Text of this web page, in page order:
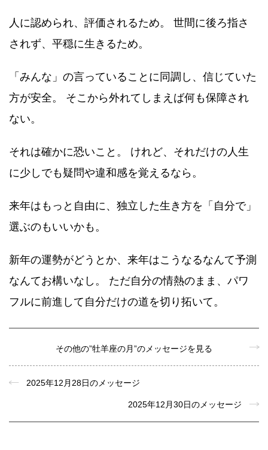
人に認められ、評価されるため。 世間に後ろ指さ
されず、平穏に生きるため。
「みんな」の言っていることに同調し、信じていた
方が安全。 そこから外れてしまえば何も保障され
ない。
それは確かに恐いこと。 けれど、それだけの人生
に少しでも疑問や違和感を覚えるなら。
来年はもっと自由に、独立した生き方を「自分で」
選ぶのもいいかも。
新年の運勢がどうとか、来年はこうなるなんて予測
なんてお構いなし。 ただ自分の情熱のまま、パワ
フルに前進して自分だけの道を切り拓いて。
その他の”牡羊座の月”のメッセージを見る
2025年12月28日のメッセージ
2025年12月30日のメッセージ